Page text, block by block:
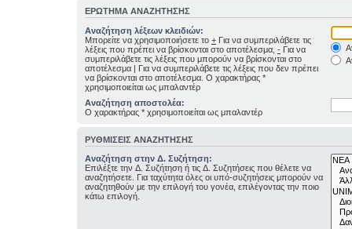
ΕΡΏΤΗΜΑ ΑΝΑΖΉΤΗΣΗΣ
Αναζήτηση λέξεων κλειδιών:
Μπορείτε να χρησιμοποιήσετε το + Για να συμπεριλάβετε τις
λέξεις που πρέπει να βρίσκονται στο αποτέλεσμα, - Για να
συμπεριλάβετε τις λέξεις που μπορούν να βρίσκονται στο
αποτέλεσμα | Για να συμπεριλάβετε τις λέξεις που δεν πρέπει
να βρίσκονται στο αποτέλεσμα. Ο χαρακτήρας *
χρησιμοποιείται ως μπαλαντέρ
Αναζήτηση αποστολέα:
Ο χαρακτήρας * χρησιμοποιείται ως μπαλαντέρ
ΡΥΘΜΊΣΕΙΣ ΑΝΑΖΉΤΗΣΗΣ
Αναζήτηση στην Δ. Συζήτηση:
Επιλέξτε την Δ. Συζήτηση ή τις Δ. Συζητήσεις που θέλετε να
αναζητήσετε. Για ταχύτητα όλες οι υπό-συζητήσεις μπορούν να
αναζητηθούν με την επιλογή του γονέα, επιλέγοντας την ποιο
κάτω επιλογή.